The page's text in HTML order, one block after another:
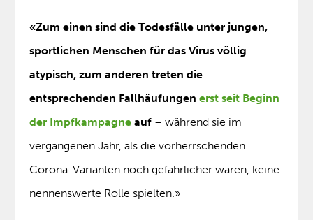
«Zum einen sind die Todesfälle unter jungen,
sportlichen Menschen für das Virus völlig
atypisch, zum anderen treten die
entsprechenden Fallhäufungenerst seit Beginn
der Impfkampagne auf – während sie im
vergangenen Jahr, als die vorherrschenden
Corona-Varianten noch gefährlicher waren, keine
nennenswerte Rolle spielten.»